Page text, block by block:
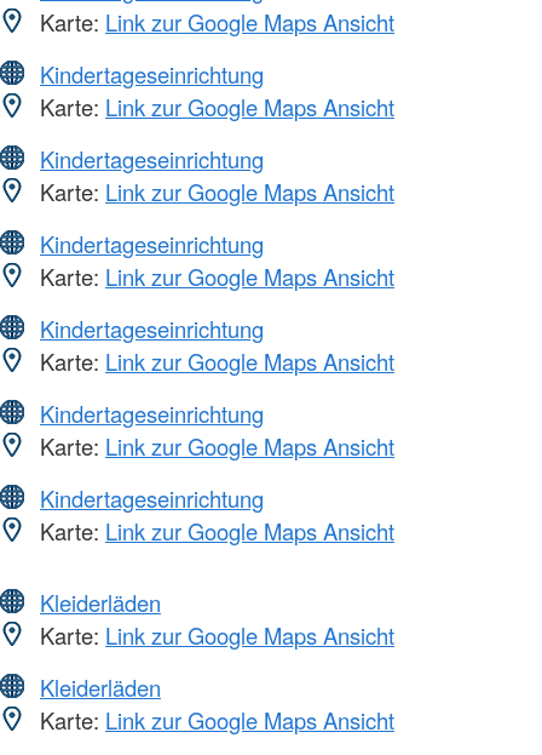
Karte: Link zur Google Maps Ansicht
Kindertageseinrichtung
Karte: Link zur Google Maps Ansicht
Kindertageseinrichtung
Karte: Link zur Google Maps Ansicht
Kindertageseinrichtung
Karte: Link zur Google Maps Ansicht
Kindertageseinrichtung
Karte: Link zur Google Maps Ansicht
Kindertageseinrichtung
Karte: Link zur Google Maps Ansicht
Kindertageseinrichtung
Karte: Link zur Google Maps Ansicht
Kleiderläden
Karte: Link zur Google Maps Ansicht
Kleiderläden
Karte: Link zur Google Maps Ansicht